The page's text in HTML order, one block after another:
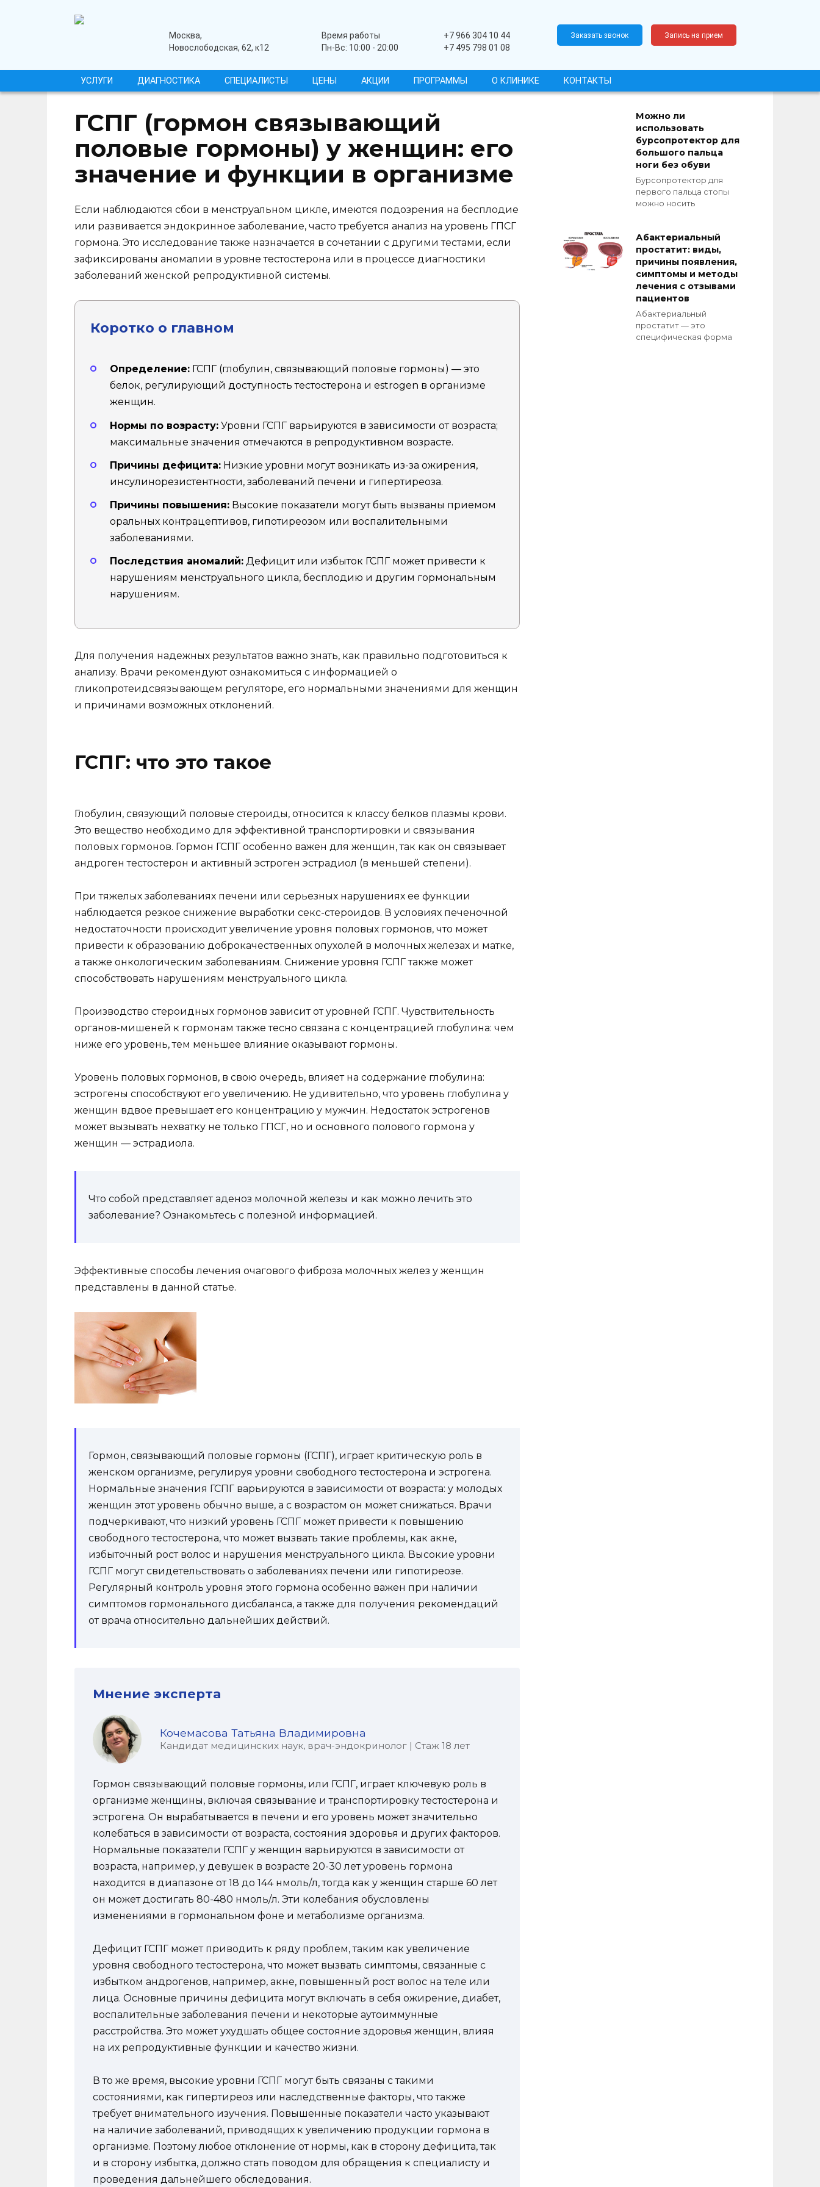
медицинский центрМосква,
Новослободская, 62, к12
Время работы
Пн-Вс: 10:00 - 20:00
+7 966 304 10 44
+7 495 798 01 08
Заказать звонок Запись на прием
УСЛУГИ ДИАГНОСТИКА СПЕЦИАЛИСТЫ ЦЕНЫ АКЦИИ ПРОГРАММЫ О КЛИНИКЕ КОНТАКТЫ
ГСПГ (гормон связывающий
половые гормоны) у женщин: его
значение и функции в организме
Если наблюдаются сбои в менструальном цикле, имеются подозрения на бесплодие
или развивается эндокринное заболевание, часто требуется анализ на уровень ГПСГ
гормона. Это исследование также назначается в сочетании с другими тестами, если
зафиксированы аномалии в уровне тестостерона или в процессе диагностики
заболеваний женской репродуктивной системы.
Коротко о главном
Определение: ГСПГ (глобулин, связывающий половые гормоны) — это
белок, регулирующий доступность тестостерона и estrogen в организме
женщин.
Нормы по возрасту: Уровни ГСПГ варьируются в зависимости от возраста;
максимальные значения отмечаются в репродуктивном возрасте.
Причины дефицита: Низкие уровни могут возникать из-за ожирения,
инсулинорезистентности, заболеваний печени и гипертиреоза.
Причины повышения: Высокие показатели могут быть вызваны приемом
оральных контрацептивов, гипотиреозом или воспалительными
заболеваниями.
Последствия аномалий: Дефицит или избыток ГСПГ может привести к
нарушениям менструального цикла, бесплодию и другим гормональным
нарушениям.
Для получения надежных результатов важно знать, как правильно подготовиться к
анализу. Врачи рекомендуют ознакомиться с информацией о
гликопротеидсвязывающем регуляторе, его нормальными значениями для женщин
и причинами возможных отклонений.
ГСПГ: что это такое
Глобулин, связующий половые стероиды, относится к классу белков плазмы крови.
Это вещество необходимо для эффективной транспортировки и связывания
половых гормонов. Гормон ГСПГ особенно важен для женщин, так как он связывает
андроген тестостерон и активный эстроген эстрадиол (в меньшей степени).
При тяжелых заболеваниях печени или серьезных нарушениях ее функции
наблюдается резкое снижение выработки секс-стероидов. В условиях печеночной
недостаточности происходит увеличение уровня половых гормонов, что может
привести к образованию доброкачественных опухолей в молочных железах и матке,
а также онкологическим заболеваниям. Снижение уровня ГСПГ также может
способствовать нарушениям менструального цикла.
Производство стероидных гормонов зависит от уровней ГСПГ. Чувствительность
органов-мишеней к гормонам также тесно связана с концентрацией глобулина: чем
ниже его уровень, тем меньшее влияние оказывают гормоны.
Уровень половых гормонов, в свою очередь, влияет на содержание глобулина:
эстрогены способствуют его увеличению. Не удивительно, что уровень глобулина у
женщин вдвое превышает его концентрацию у мужчин. Недостаток эстрогенов
может вызывать нехватку не только ГПСГ, но и основного полового гормона у
женщин — эстрадиола.
Что собой представляет аденоз молочной железы и как можно лечить это
заболевание? Ознакомьтесь с полезной информацией.
Эффективные способы лечения очагового фиброза молочных желез у женщин
представлены в данной статье.
Гормон, связывающий половые гормоны (ГСПГ), играет критическую роль в
женском организме, регулируя уровни свободного тестостерона и эстрогена.
Нормальные значения ГСПГ варьируются в зависимости от возраста: у молодых
женщин этот уровень обычно выше, а с возрастом он может снижаться. Врачи
подчеркивают, что низкий уровень ГСПГ может привести к повышению
свободного тестостерона, что может вызвать такие проблемы, как акне,
избыточный рост волос и нарушения менструального цикла. Высокие уровни
ГСПГ могут свидетельствовать о заболеваниях печени или гипотиреозе.
Регулярный контроль уровня этого гормона особенно важен при наличии
симптомов гормонального дисбаланса, а также для получения рекомендаций
от врача относительно дальнейших действий.
Мнение эксперта
Кочемасова Татьяна Владимировна
Кандидат медицинских наук, врач-эндокринолог | Стаж 18 лет
Гормон связывающий половые гормоны, или ГСПГ, играет ключевую роль в
организме женщины, включая связывание и транспортировку тестостерона и
эстрогена. Он вырабатывается в печени и его уровень может значительно
колебаться в зависимости от возраста, состояния здоровья и других факторов.
Нормальные показатели ГСПГ у женщин варьируются в зависимости от
возраста, например, у девушек в возрасте 20-30 лет уровень гормона
находится в диапазоне от 18 до 144 нмоль/л, тогда как у женщин старше 60 лет
он может достигать 80-480 нмоль/л. Эти колебания обусловлены
изменениями в гормональном фоне и метаболизме организма.
Дефицит ГСПГ может приводить к ряду проблем, таким как увеличение
уровня свободного тестостерона, что может вызвать симптомы, связанные с
избытком андрогенов, например, акне, повышенный рост волос на теле или
лица. Основные причины дефицита могут включать в себя ожирение, диабет,
воспалительные заболевания печени и некоторые аутоиммунные
расстройства. Это может ухудшать общее состояние здоровья женщин, влияя
на их репродуктивные функции и качество жизни.
В то же время, высокие уровни ГСПГ могут быть связаны с такими
состояниями, как гипертиреоз или наследственные факторы, что также
требует внимательного изучения. Повышенные показатели часто указывают
на наличие заболеваний, приводящих к увеличению продукции гормона в
организме. Поэтому любое отклонение от нормы, как в сторону дефицита, так
и в сторону избытка, должно стать поводом для обращения к специалисту и
проведения дальнейшего обследования.
Можно ли
использовать
бурсопротектор для
большого пальца
ноги без обуви
Бурсопротектор для
первого пальца стопы
можно носить
Абактериальный
простатит: виды,
причины появления,
симптомы и методы
лечения с отзывами
пациентов
Абактериальный
простатит — это
специфическая форма